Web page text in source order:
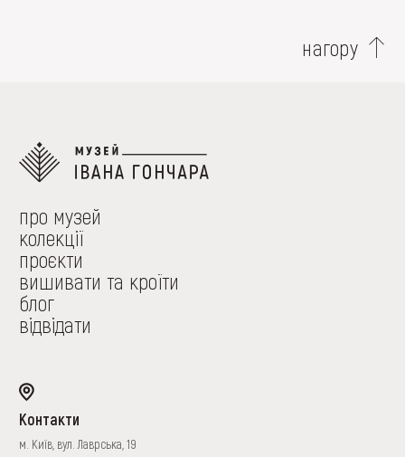
нагору
про музей
колекції
проєкти
вишивати та кроїти
блог
відвідати
Контакти
м. Київ, вул. Лаврська, 19